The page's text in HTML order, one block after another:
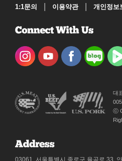
1:1문의 | 이용약관 | 개인정보
대
ⓒ
03061, 서울특별시 종로구 율곡로 33,